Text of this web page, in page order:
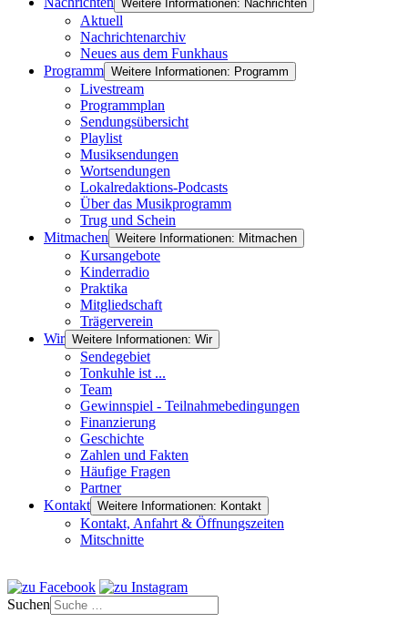
Weitere Informationen: Nachrichten
Aktuell
Nachrichtenarchiv
Neues aus dem Funkhaus
Programm Weitere Informationen: Programm
Livestream
Programmplan
Sendungsübersicht
Playlist
Musiksendungen
Wortsendungen
Lokalredaktions-Podcasts
Über das Musikprogramm
Trug und Schein
Mitmachen Weitere Informationen: Mitmachen
Kursangebote
Kinderradio
Praktika
Mitgliedschaft
Trägerverein
Wir Weitere Informationen: Wir
Sendegebiet
Tonkuhle ist ...
Team
Gewinnspiel - Teilnahmebedingungen
Finanzierung
Geschichte
Zahlen und Fakten
Häufige Fragen
Partner
Kontakt Weitere Informationen: Kontakt
Kontakt, Anfahrt & Öffnungszeiten
Mitschnitte
Suchen